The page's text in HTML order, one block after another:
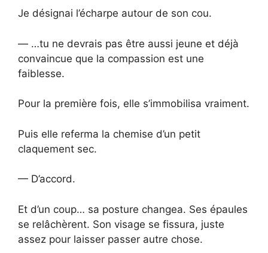
Je désignai l’écharpe autour de son cou.
— …tu ne devrais pas être aussi jeune et déjà
convaincue que la compassion est une
faiblesse.
Pour la première fois, elle s’immobilisa vraiment.
Puis elle referma la chemise d’un petit
claquement sec.
— D’accord.
Et d’un coup… sa posture changea. Ses épaules
se relâchèrent. Son visage se fissura, juste
assez pour laisser passer autre chose.